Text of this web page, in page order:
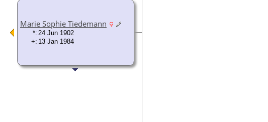
Marie Sophie Tiedemann
*: 24 Jun 1902
+: 13 Jan 1984